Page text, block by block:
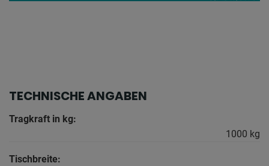
TECHNISCHE ANGABEN
Tragkraft in kg:
1000 kg
Tischbreite: